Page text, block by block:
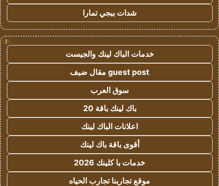
شدات ببجي تمارا
!
خدمات الباك لينك والجيست
guest post مقال ضيف
سوق العرب
باك لينك باقة 20
اعلانات الباك لينك
أقوى باقة باك لينك
خدمات با كلينك 2026
موقع تجاربنا تجارب الحياه